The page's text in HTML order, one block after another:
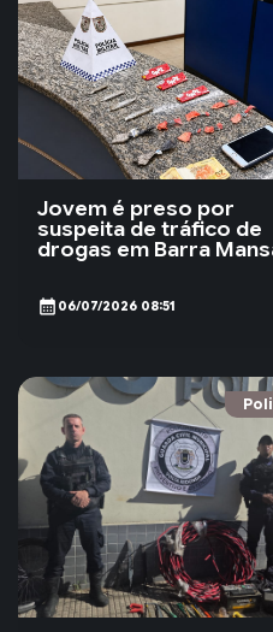
Jovem é preso por
suspeita de tráfico de
drogas em Barra
calendar_month 06/07/2026 08:51